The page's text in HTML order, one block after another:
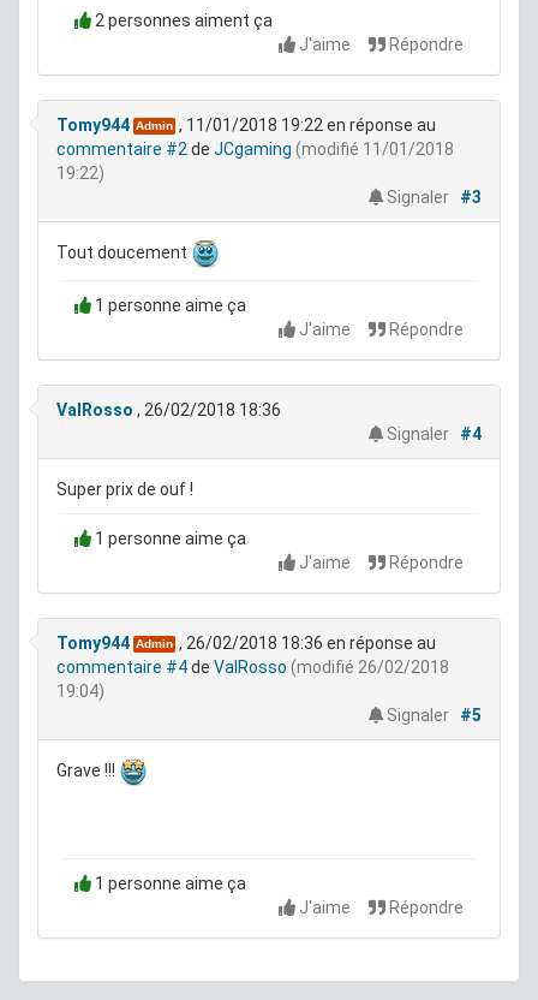
2 personnes aiment ça
J'aime
Répondre
Tomy944 Admin , 11/01/2018 19:22 en réponse au
commentaire #2 de JCgaming (modifié 11/01/2018
19:22)
Signaler
#3
Tout doucement
1 personne aime ça
J'aime
Répondre
ValRosso , 26/02/2018 18:36
Signaler
#4
Super prix de ouf !
1 personne aime ça
J'aime
Répondre
Tomy944 Admin , 26/02/2018 18:36 en réponse au
commentaire #4de ValRosso (modifié 26/02/2018
19:04)
Signaler
#5
Grave !!!
1 personne aime ça
J'aime
Répondre